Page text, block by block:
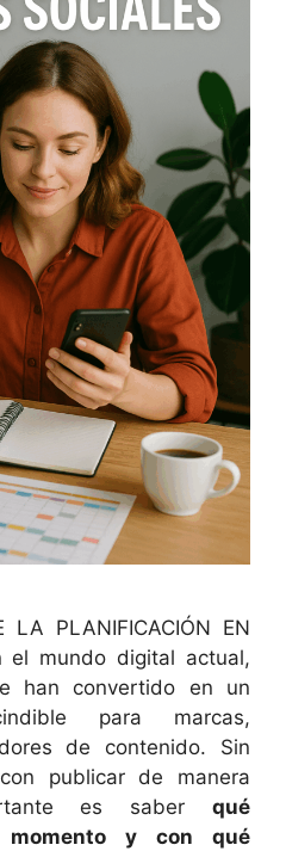
LA PLANIFICACIÓN EN
el mundo digital actual,
han convertido en un
para marcas,
de contenido. Sin
publicar de manera
es saber qué
momento y con qué